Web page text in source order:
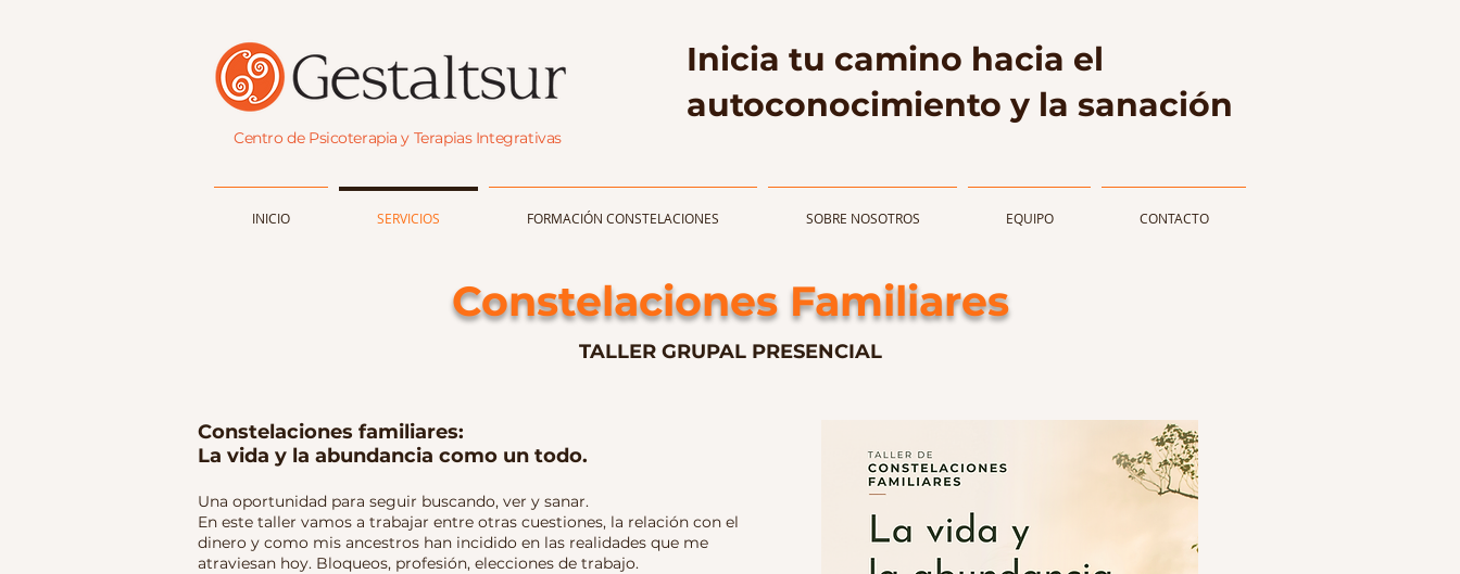
Centro de Psicoterapia y Terapias Integrativas
Inicia tu camino hacia el
autoconocimiento y la sanación
INICIO SERVICIOS FORMACIÓN CONSTELACIONES SOBRE NOSOTROS EQUIPO CONTACTO
Constelaciones Familiares
TALLER GRUPAL PRESENCIAL
Constelaciones familiares:
La vida y la abundancia como un todo.
Una oportunidad para seguir buscando, ver y sanar.
En este taller vamos a trabajar entre otras cuestiones, la relación con el
dinero y como mis ancestros han incidido en las realidades que me
atraviesan hoy. Bloqueos, profesión, elecciones de trabajo.